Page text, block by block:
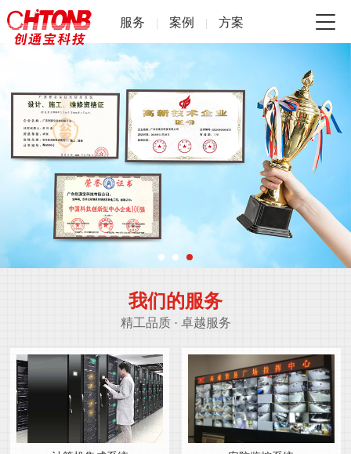
服务 案例 方案
我们的服务
精工品质 · 卓越服务